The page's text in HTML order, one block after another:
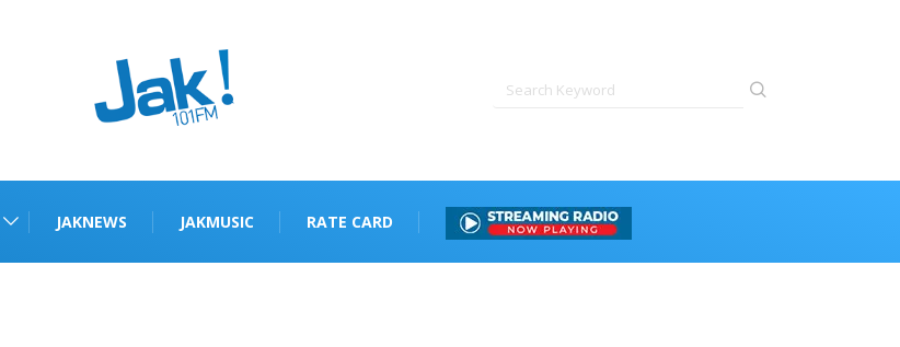
JAKNEWS JAKMUSIC RATE CARD